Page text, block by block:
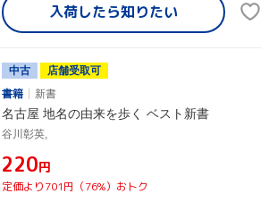
入荷したら知りたい
中古
店舗受取可
書籍
新書
名古屋 地名の由来を歩く ベスト新書
谷川彰英,
¥220円
定価より701円（76%）おトク